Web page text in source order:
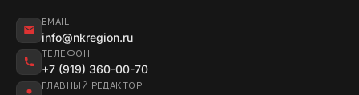
EMAIL
info@nkregion.ru
ТЕЛЕФОН
+7 (919) 360-00-70
ГЛАВНЫЙ РЕДАКТОР